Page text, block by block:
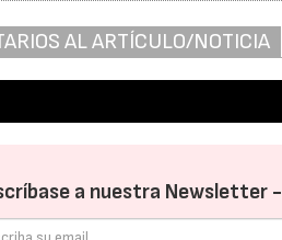
AL ARTÍCULO/NOTICIA
a nuestra Newsletter -